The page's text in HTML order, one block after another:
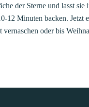
der Sterne und lasst sie
12 Minuten backen. Jetzt
oder bis